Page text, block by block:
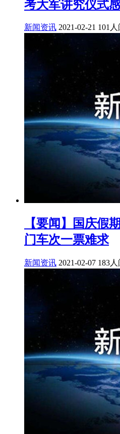
考大军讲究仪式
新闻资讯 2021-02-21 101人
【要闻】国庆假
门车次一票难求
新闻资讯 2021-02-07 183人